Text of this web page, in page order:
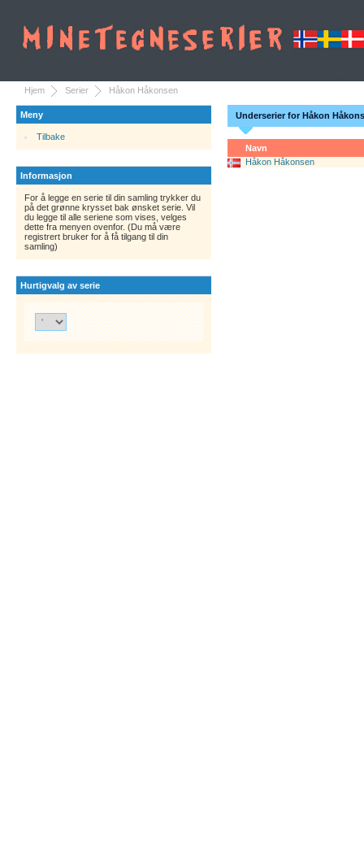
Hjem Serier Håkon Håkonsen
Meny
Tilbake
Informasjon
For å legge en serie til din samling trykker du
på det grønne krysset bak ønsket serie. Vil
du legge til alle seriene som vises, velges
dette fra menyen ovenfor. (Du må være
registrert bruker for å få tilgang til din
samling)
Hurtigvalg av serie
Underserier for Håkon
Navn
Håkon Håkonsen